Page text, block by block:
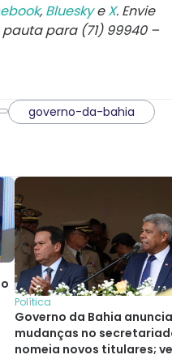
, BlueskyeX. Envie
para (71) 99940 –
governo-da-bahia
Política
Governo da Bahia anuncia
mudanças no secretariado
nomeia novos titulares; veja